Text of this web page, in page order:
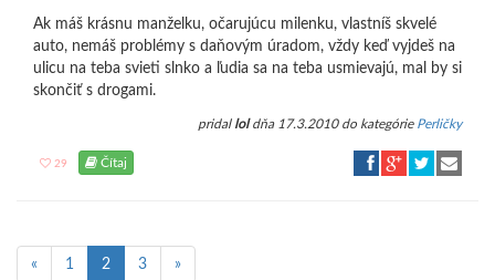
Ak máš krásnu manželku, očarujúcu milenku, vlastníš skvelé
auto, nemáš problémy s daňovým úradom, vždy keď vyjdeš na
ulicu na teba svieti slnko a ľudia sa na teba usmievajú, mal by si
skončiť s drogami.
pridal loldňa 17.3.2010 do kategórie Perličky
29 Čítaj
« 1 2 3 »